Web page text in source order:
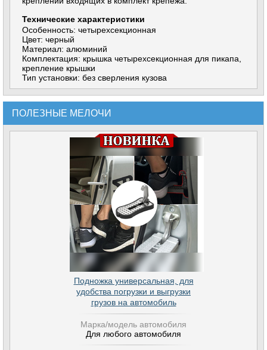
Технические характеристики
Особенность: четырехсекционная
Цвет: черный
Материал: алюминий
Комплектация: крышка четырехсекционная для пикапа,
крепление крышки
Тип установки: без сверления кузова
ПОЛЕЗНЫЕ МЕЛОЧИ
Подножка универсальная, для
удобства погрузки и выгрузки
грузов на автомобиль
Марка/модель автомобиля
Для любого автомобиля